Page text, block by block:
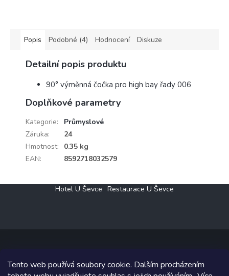
Tento web používá soubory cookie. Dalším procházením
balení.
Popis Podobné (4) Hodnocení Diskuze
Detailní popis produktu
90° výměnná čočka pro high bay řady 006
Doplňkové parametry
Kategorie:
Průmyslové
Záruka:
24
Hmotnost:
0.35 kg
EAN: 8592718032579
Hotel U Ševce Restaurace U Ševce
Copyright 2026Elektro Klesný s.r.o.. Všechna práva vyhrazena.